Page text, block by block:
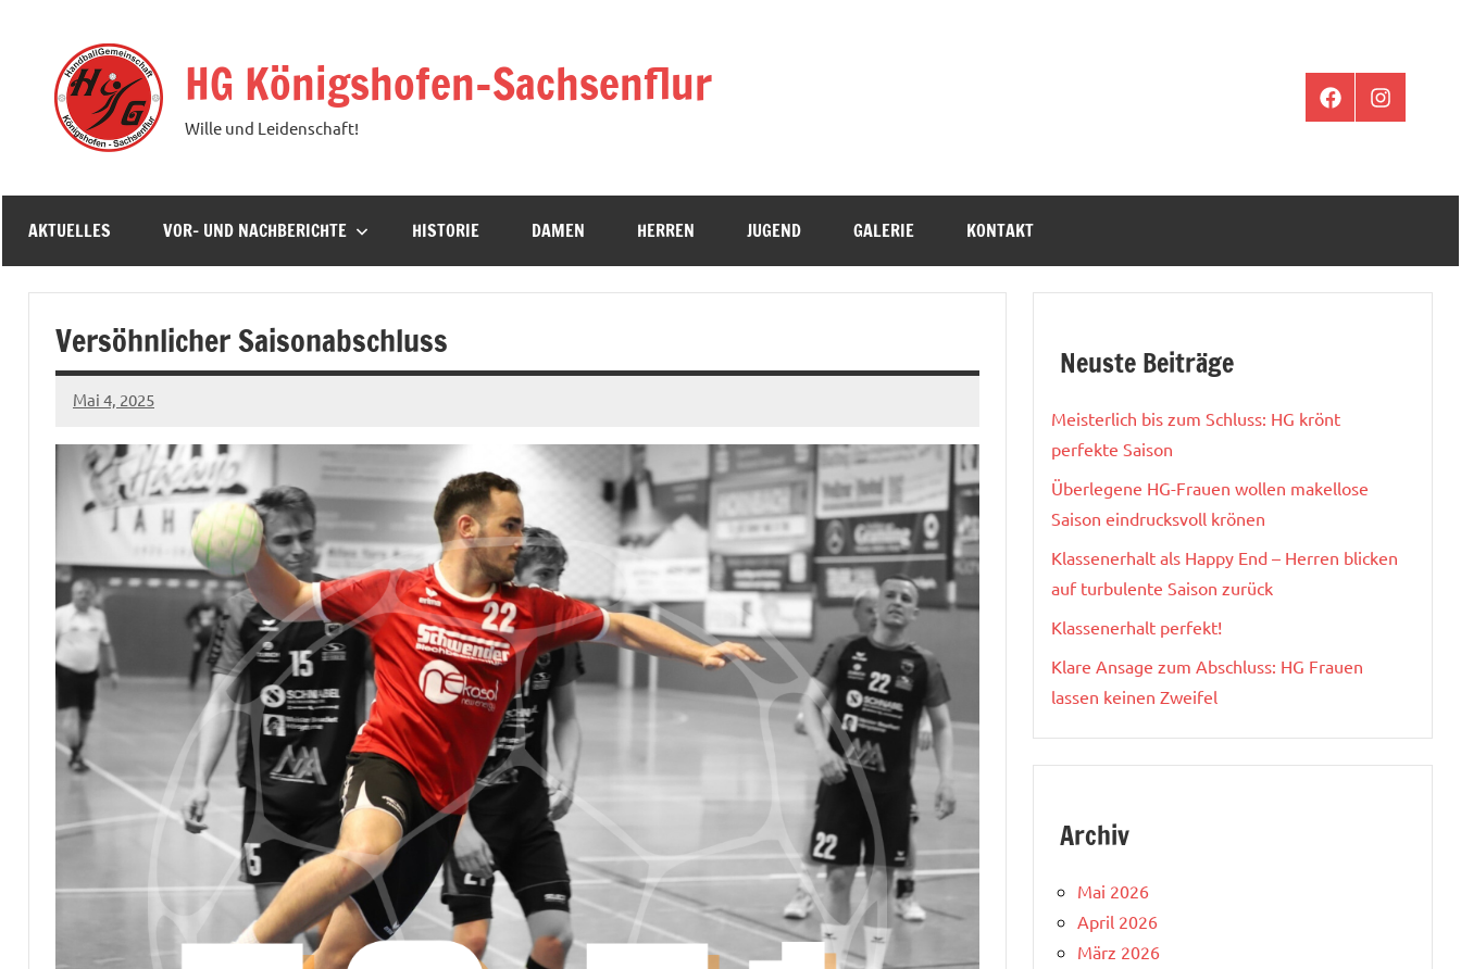
springen
HG Königshofen-Sachsenflur
Wille und Leidenschaft!
FacebookInstagram
AKTUELLES VOR- UND NACHBERICHTE HISTORIE DAMEN HERREN JUGEND GALERIE KONTAKT
Versöhnlicher Saisonabschluss
Mai 4, 2025
hgadmin
Neuste Beiträge
Meisterlich bis zum Schluss: HG krönt
perfekte Saison
Überlegene HG-Frauen wollen makellose
Saison eindrucksvoll krönen
Klassenerhalt als Happy End – Herren blicken
auf turbulente Saison zurück
Klassenerhalt perfekt!
Klare Ansage zum Abschluss: HG Frauen
lassen keinen Zweifel
Archiv
Mai 2026
April 2026
März 2026